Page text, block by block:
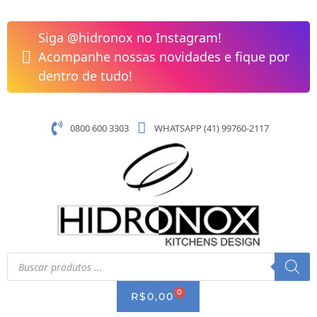
para
conteúdo
Siga @hidronox no Instagram!
Acompanhe nossas novidades e fique por
dentro de tudo!
0800 600 3303 WHATSAPP (41) 99760-2117
Pesquisar
produtos
R$0,00 0 CART
de
Apoio
300x300mm
sem
Mesa
T3
A32722N000
quantidade